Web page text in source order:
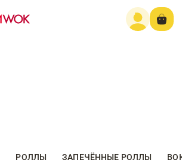
РОЛЛЫ ЗАПЕЧЁННЫЕ РОЛЛЫ